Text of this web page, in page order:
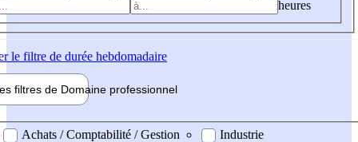
heures
le filtre de durée hebdomadaire
filtres de Domaine professionnel
professionel
Achats / Comptabilité / Gestion
Industrie